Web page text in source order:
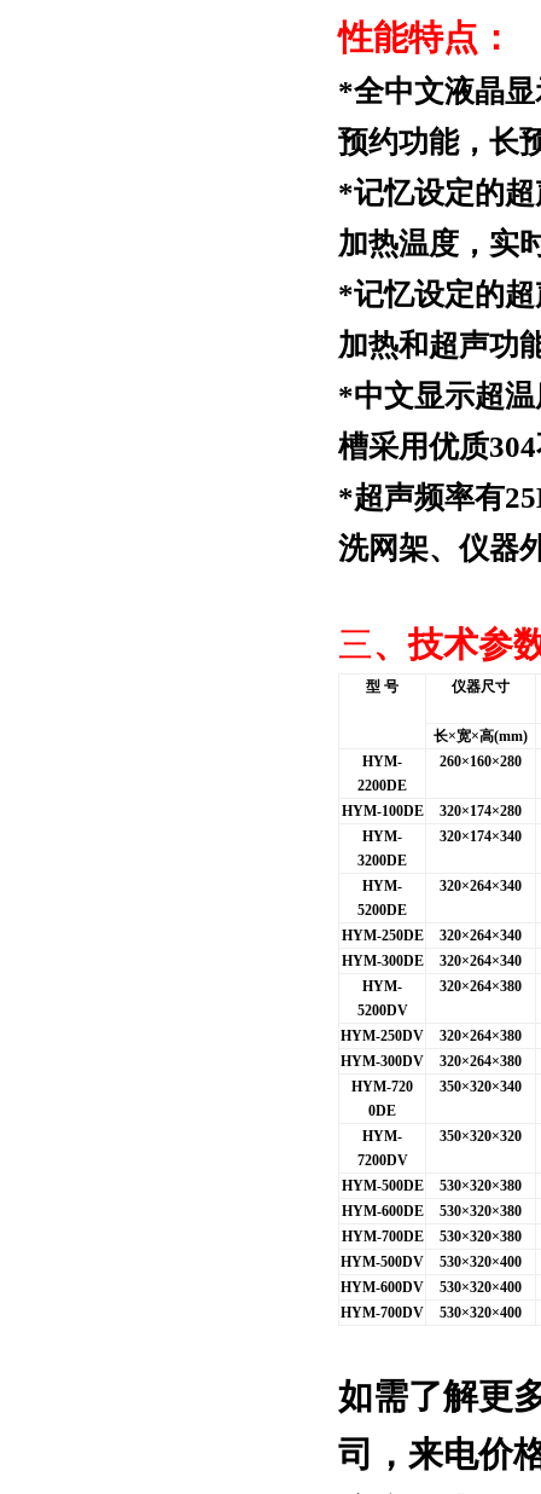
性能特点：
*全中文液晶
预约功能，长
*记忆设定的
加热温度，实
*记忆设定的
加热和超声功
*中文显示超
槽采用优质
*超声频率有
洗网架、仪器
三、技术参
型 号 仪器尺寸
长×宽×高(mm)
HYM-
2200DE
260×160×280
HYM-100DE 320×174×280
HYM-
3200DE
320×174×340
HYM-
5200DE
320×264×340
HYM-250DE 320×264×340
HYM-300DE
320×264×340
HYM-
5200DV
320×264×380
HYM-250DV 320×264×380
HYM-300DV
320×264×380
HYM-720
0DE
350×320×340
HYM-
7200DV
350×320×320
HYM-500DE 530×320×380
HYM-600DE
530×320×380
HYM-700DE
530×320×380
HYM-500DV
530×320×400
HYM-600DV
530×320×400
HYM-700DV
530×320×400
如需了解更
司
，来电价